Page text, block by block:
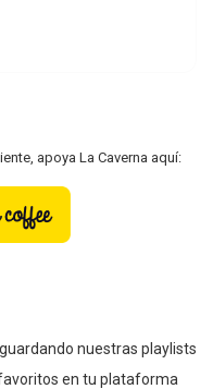
apoya La Caverna aquí:
nuestras playlists
en tu plataforma